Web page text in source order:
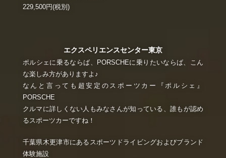
229,500円(税別)
エクスペリエンスセンター東京
ポルシェに乗るならば、PORSCHEに乗りたいならば、こん
な楽しみ方がありますよ♪
なんと言っても超安定のスポーツカー『ポルシェ』
PORSCHE
クルマに詳しくない人もみなさんが知っている、誰もが認め
るスポーツカーですね！
千葉県木更津市にあるスポーツドライビングおよびブランド
体験施設